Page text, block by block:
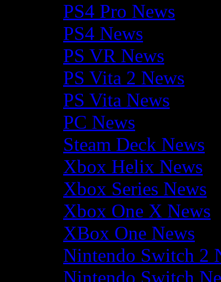
PS4 Pro News
PS4 News
PS VR News
PS Vita 2 News
PS Vita News
PC News
Steam Deck News
Xbox Helix News
Xbox Series News
Xbox One X News
XBox One News
Nintendo Switch 2
Nintendo Switch